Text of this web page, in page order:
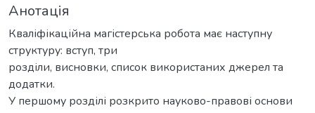
Анотація
Кваліфікаційна магістерська робота має наступну
структуру: вступ, три
розділи, висновки, список використаних джерел та
додатки.
У першому розділі розкрито науково-правові основи